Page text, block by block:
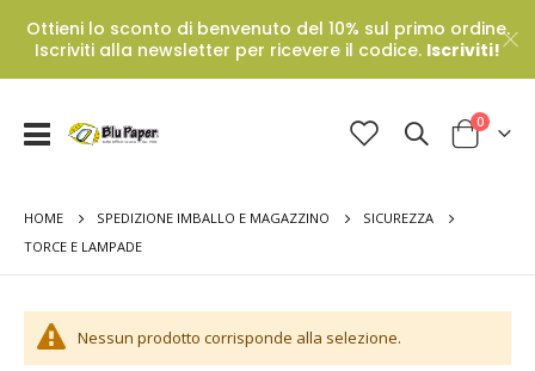
Ottieni lo sconto di benvenuto del 10% sul primo ordine.
Iscriviti alla newsletter per ricevere il codice. Iscriviti!
Toggle
Cart
0Prodotti
HOME SPEDIZIONE IMBALLO E MAGAZZINO
SICUREZZA
TORCE E LAMPADE
Nessun prodotto corrisponde alla selezione.